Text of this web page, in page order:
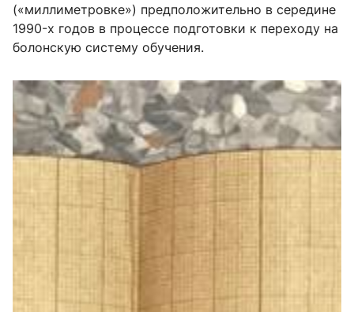
(«миллиметровке») предположительно в середине
1990-х годов в процессе подготовки к переходу на
болонскую систему обучения.